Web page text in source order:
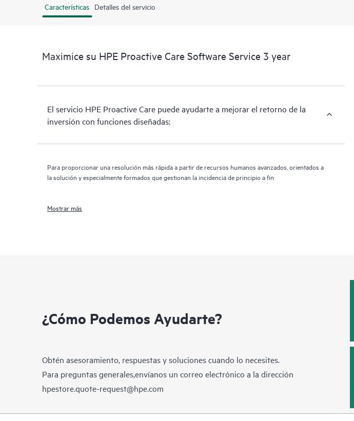
Características Detalles del servicio
Maximice su HPE Proactive Care Software Service 3 year
El servicio HPE Proactive Care puede ayudarte a mejorar el retorno de la
inversión con funciones diseñadas:
Para proporcionar una resolución más rápida a partir de recursos humanos avanzados, orientados a
la solución y especialmente formados que gestionan la incidencia de principio a fin
Mostrar más
¿Cómo Podemos Ayudarte?
Obtén asesoramiento, respuestas y soluciones cuando lo necesites.
Para preguntas generales,envíanos un correo electrónico a la dirección
hpestore.quote-request@hpe.com